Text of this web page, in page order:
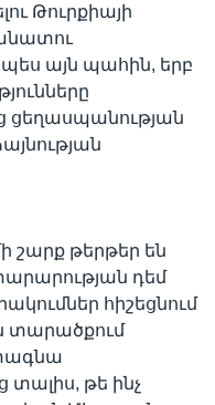
Թուրքիայի
այն պահին, երբ
ցեղասպանության
շարք թերթեր են
դեմ
հիշեցնում
տարածքում
թե ինչ